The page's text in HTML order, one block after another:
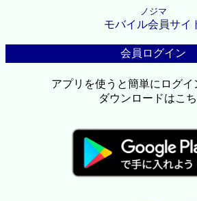
ノジマ
モバイル会員サイ
会員ログイン
アプリを使うと簡単にログイ
ダウンロードはこ